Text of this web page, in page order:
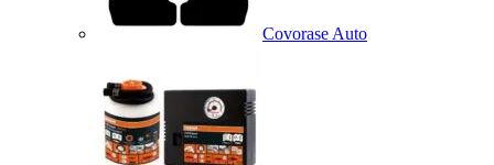
Covorase Auto